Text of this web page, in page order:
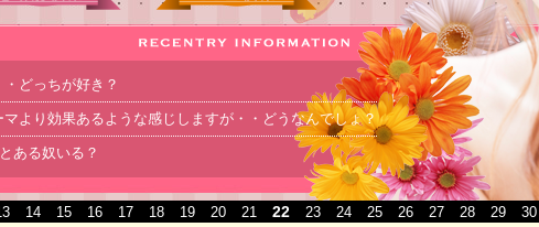
どっちが好き？
より効果あるような感じしますが・・どうなんでしょ？
ある奴いる？
14 15 16 17 18 19 20 21 22 23 24 25 26 27 28 29 30